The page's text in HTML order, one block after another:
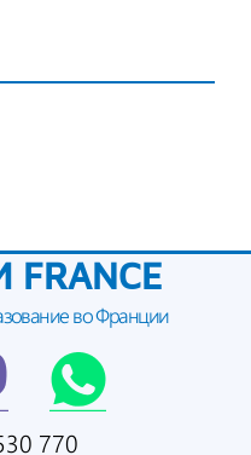
FRANCE
во Франции
770